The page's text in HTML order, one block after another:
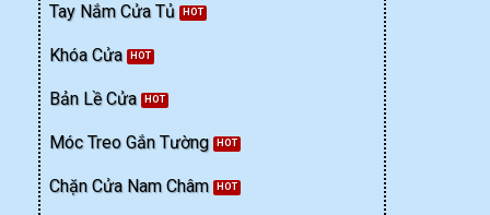
Tay Nắm Cửa Tủ
Khóa Cửa
Bản Lề Cửa
Móc Treo Gắn Tường
Chặn Cửa Nam Châm